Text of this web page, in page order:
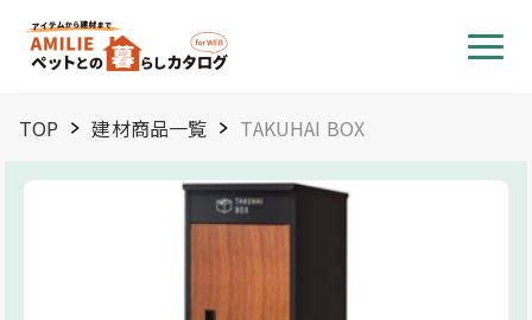
TOP 建材商品一覧 TAKUHAI BOX